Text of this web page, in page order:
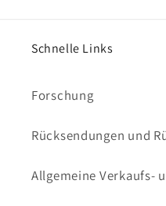
Schnelle Links
Forschung
Rücksendungen und
Allgemeine Verkaufs-